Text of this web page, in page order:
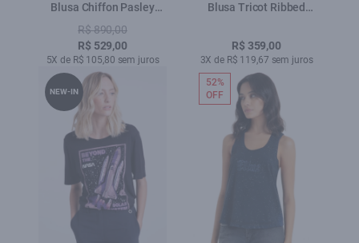
Blusa Chiffon Pasley
Ruffle Blouse Preto
R$ 890,00
R$ 529,00
5X de R$ 105,80 sem juros
Blusa Tricot Ribbed
Bordeaux
R$ 359,00
3X de R$ 119,67 sem juros
NEW-IN
52%
OFF